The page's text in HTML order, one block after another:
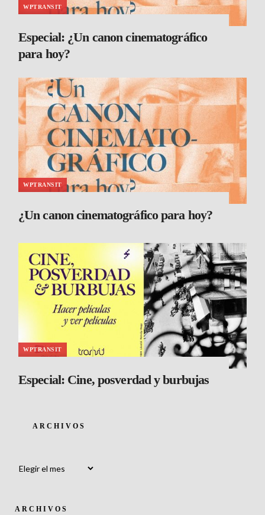
WPTRANSIT
Especial: ¿Un canon cinematográfico
para hoy?
WPTRANSIT
¿Un canon cinematográfico para hoy?
WPTRANSIT
Especial: Cine, posverdad y burbujas
ARCHIVOS
ARCHIVOS